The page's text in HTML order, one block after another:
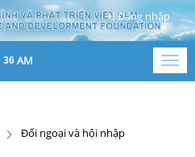
Đăng nhập
37 AM
Đối ngoại và hội nhập